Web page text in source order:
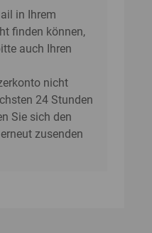
in Ihrem
finden können,
auch Ihren
nicht
24 Stunden
Sie sich den
zusenden